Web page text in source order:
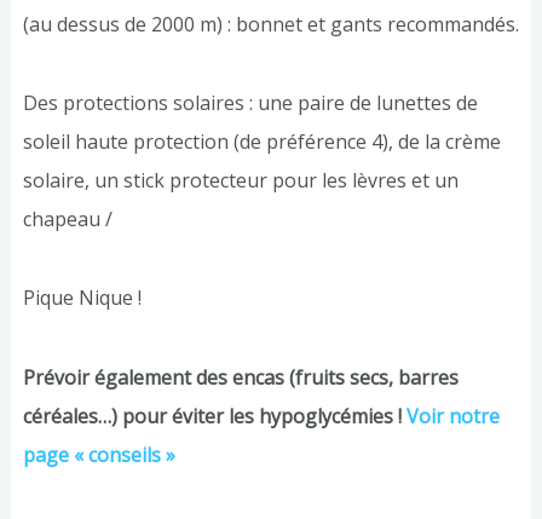
(au dessus de 2000 m) : bonnet et gants recommandés.
Des protections solaires : une paire de lunettes de
soleil haute protection (de préférence 4), de la crème
solaire, un stick protecteur pour les lèvres et un
chapeau /
Pique Nique !
Prévoir également des encas (fruits secs, barres
céréales…) pour éviter les hypoglycémies !Voir notre
page « conseils »